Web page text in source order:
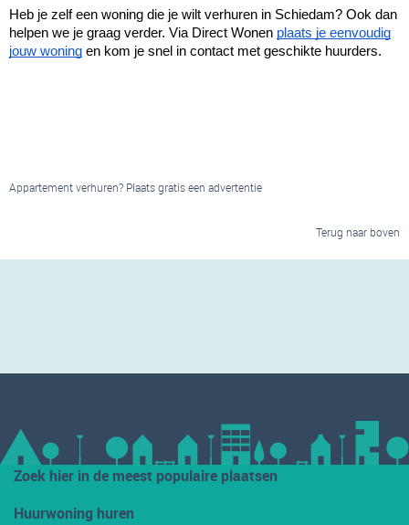
Heb je zelf een woning die je wilt verhuren in Schiedam? Ook dan
helpen we je graag verder. Via Direct Wonen plaats je eenvoudig
jouw woning en kom je snel in contact met geschikte huurders.
Appartement verhuren? Plaats gratis een advertentie
Terug naar boven
Zoek hier in de meest populaire plaatsen
Huurwoning huren